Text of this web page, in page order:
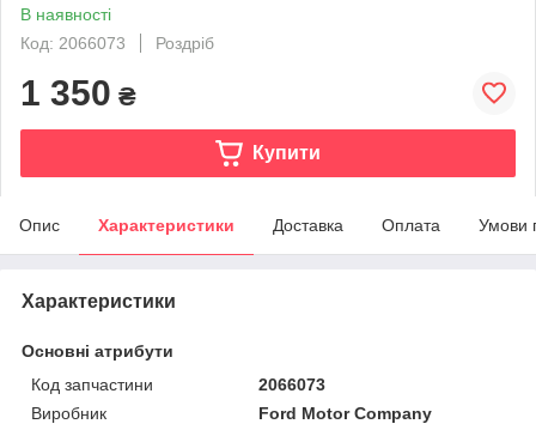
В наявності
Код: 2066073
Роздріб
1 350 ₴
Купити
Опис Характеристики Доставка Оплата Умови
Характеристики
Основні атрибути
Код запчастини
2066073
Виробник
Ford Motor Company